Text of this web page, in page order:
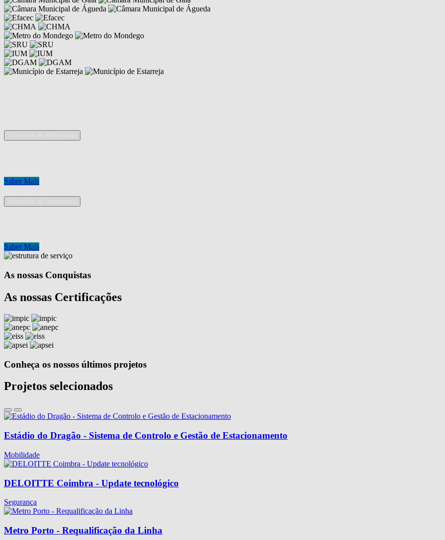
Saber Mais
Saber Mais
As nossas Conquistas
As nossas Certificações
Conheça os nossos últimos projetos
Projetos selecionados
Estádio do Dragão - Sistema de Controlo e Gestão de Estacionamento
Mobilidade
DELOITTE Coimbra - Update tecnológico
Segurança
Metro Porto - Requalificação da Linha